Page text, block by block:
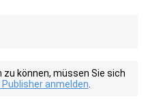
können, müssen Sie sich
Publisher anmelden